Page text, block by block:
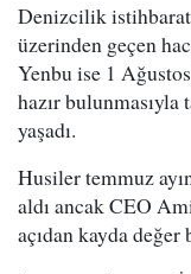
Denizcilik
üzerinden geçen
Yenbu ise 1
hazır
yaşadı.
Husiler temmuz
aldı ancak CEO
açıdan kayda değer